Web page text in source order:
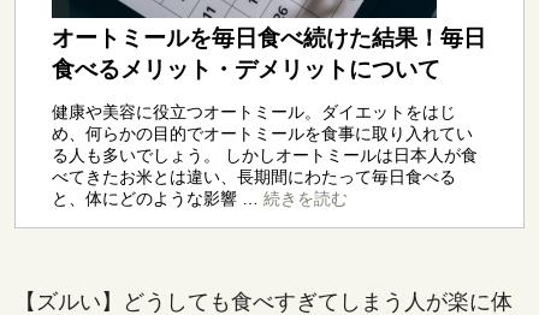
【ズルい】どうしても食べすぎてしまう人が楽に体